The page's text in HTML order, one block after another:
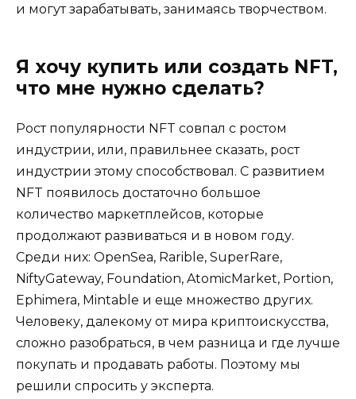
и могут зарабатывать, занимаясь творчеством.
Я хочу купить или создать NFT,
что мне нужно сделать?
Рост популярности NFT совпал с ростом
индустрии, или, правильнее сказать, рост
индустрии этому способствовал. С развитием
NFT появилось достаточно большое
количество маркетплейсов, которые
продолжают развиваться и в новом году.
Среди них: OpenSea, Rarible, SuperRare,
NiftyGateway, Foundation, AtomicMarket, Portion,
Ephimera, Mintable и еще множество других.
Человеку, далекому от мира криптоискусства,
сложно разобраться, в чем разница и где лучше
покупать и продавать работы. Поэтому мы
решили спросить у эксперта.